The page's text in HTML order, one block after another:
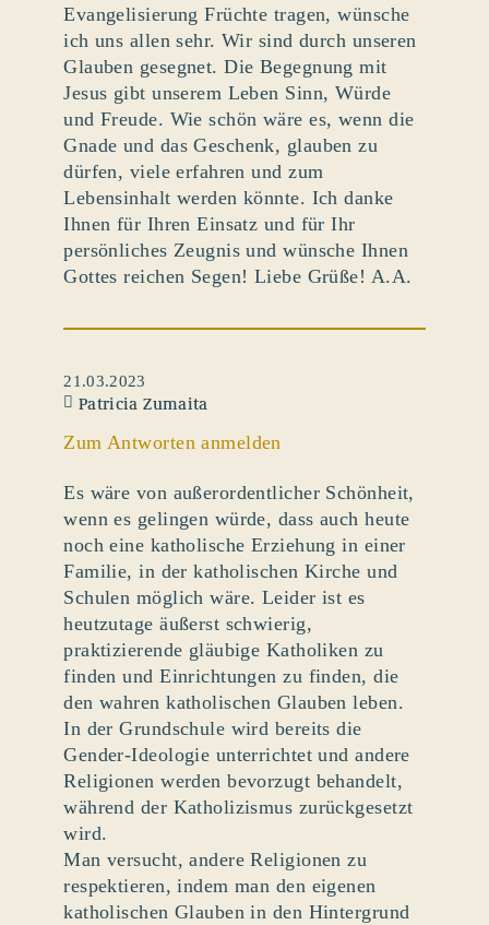
Evangelisierung Früchte tragen, wünsche
ich uns allen sehr. Wir sind durch unseren
Glauben gesegnet. Die Begegnung mit
Jesus gibt unserem Leben Sinn, Würde
und Freude. Wie schön wäre es, wenn die
Gnade und das Geschenk, glauben zu
dürfen, viele erfahren und zum
Lebensinhalt werden könnte. Ich danke
Ihnen für Ihren Einsatz und für Ihr
persönliches Zeugnis und wünsche Ihnen
Gottes reichen Segen! Liebe Grüße! A.A.
21.03.2023
Patricia Zumaita
Zum Antworten anmelden
Es wäre von außerordentlicher Schönheit,
wenn es gelingen würde, dass auch heute
noch eine katholische Erziehung in einer
Familie, in der katholischen Kirche und
Schulen möglich wäre. Leider ist es
heutzutage äußerst schwierig,
praktizierende gläubige Katholiken zu
finden und Einrichtungen zu finden, die
den wahren katholischen Glauben leben.
In der Grundschule wird bereits die
Gender-Ideologie unterrichtet und andere
Religionen werden bevorzugt behandelt,
während der Katholizismus zurückgesetzt
wird.
Man versucht, andere Religionen zu
respektieren, indem man den eigenen
katholischen Glauben in den Hintergrund